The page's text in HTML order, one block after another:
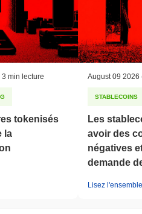
3 min lecture
tokenisés
la
August 09 2026
STABLECOINS
Les
avoir des
négatives
demande
Lisez